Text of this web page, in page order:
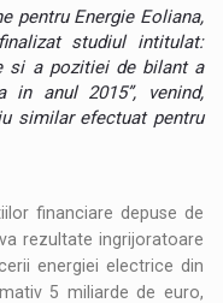
pentru Energie Eoliana,
studiul intitulat:
si a pozitiei de bilant a
in anul 2015”, venind,
similar efectuat pentru
financiare depuse de
rezultate ingrijoratoare
energiei electrice din
5 miliarde de euro,